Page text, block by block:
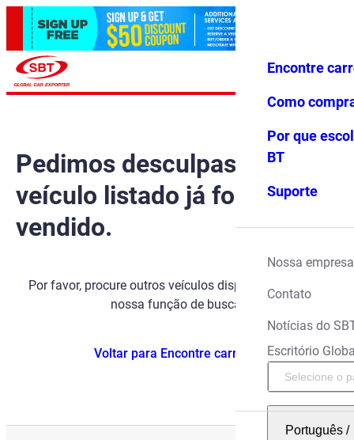
Favoritos Menu
Encontre
Como
Por que
BT
Suporte
Nossa empresa
Contato
Notícias do
Escritório
Português/
Pedimos desculpas, mas o
veículo listado já foi
vendido.
Por favor, procure outros veículos disponíveis usando
nossa função de busca.
Voltar para Encontre carros